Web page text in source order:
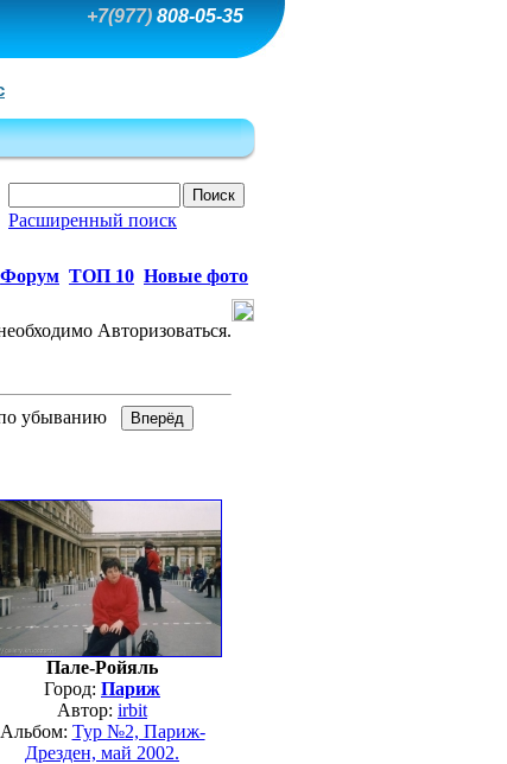
+7(977) 808-05-35
Расширенный поиск
Форум ТОП 10 Новые фото
убыванию
Пале-Ройяль
Город: Париж
Автор: irbit
Альбом: Тур №2, Париж-
Дрезден, май 2002.